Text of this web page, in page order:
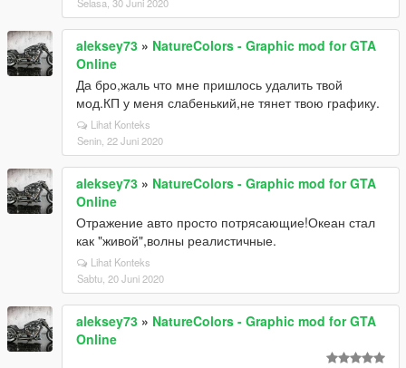
Selasa, 30 Juni 2020
aleksey73 » NatureColors - Graphic mod for GTA
Online
Да бро,жаль что мне пришлось удалить твой
мод.КП у меня слабенький,не тянет твою графику.
Lihat Konteks
Senin, 22 Juni 2020
aleksey73 » NatureColors - Graphic mod for GTA
Online
Отражение авто просто потрясающие!Океан стал
как "живой",волны реалистичные.
Lihat Konteks
Sabtu, 20 Juni 2020
aleksey73 » NatureColors - Graphic mod for GTA
Online